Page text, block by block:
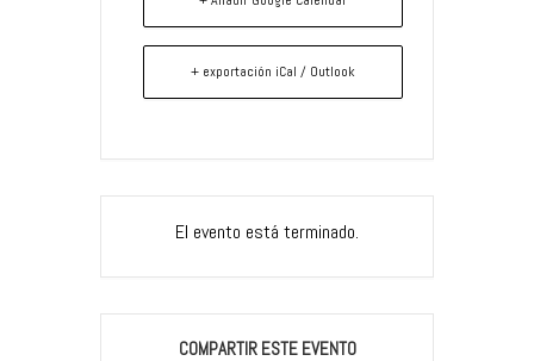
+ exportación iCal / Outlook
El evento está terminado.
COMPARTIR ESTE EVENTO